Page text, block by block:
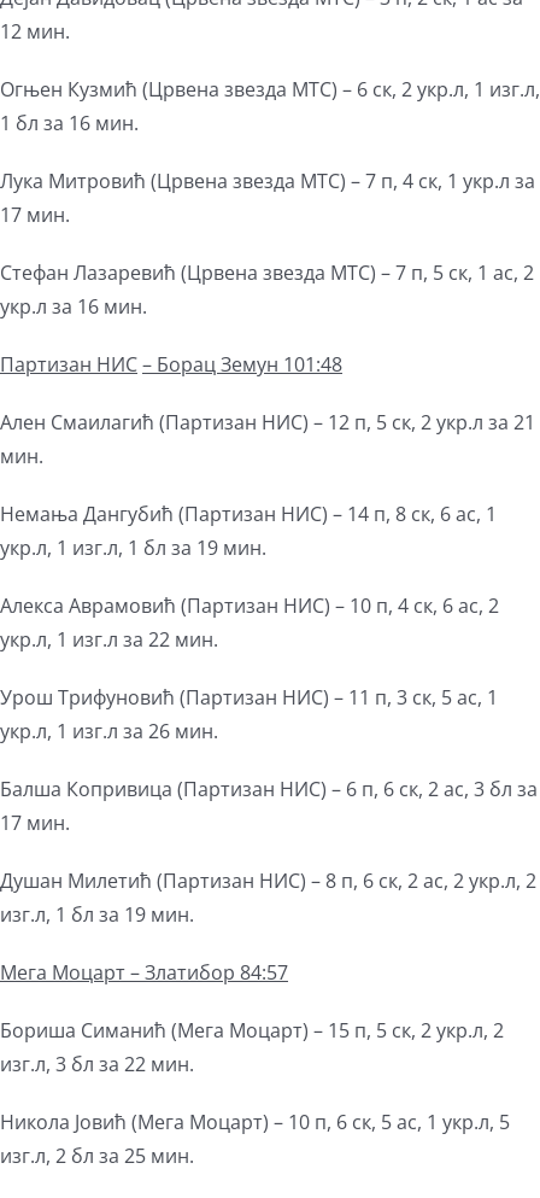
12 мин.
Огњен Кузмић (Црвена звезда МТС) – 6 ск, 2 укр.л, 1 изг.л,
1 бл за 16 мин.
Лука Митровић (Црвена звезда МТС) – 7 п, 4 ск, 1 укр.л за
17 мин.
Стефан Лазаревић (Црвена звезда МТС) – 7 п, 5 ск, 1 ас, 2
укр.л за 16 мин.
Партизан НИС– Борац Земун 101:48
Ален Смаилагић (Партизан НИС) – 12 п, 5 ск, 2 укр.л за 21
мин.
Немања Дангубић (Партизан НИС) – 14 п, 8 ск, 6 ас, 1
укр.л, 1 изг.л, 1 бл за 19 мин.
Алекса Аврамовић (Партизан НИС) – 10 п, 4 ск, 6 ас, 2
укр.л, 1 изг.л за 22 мин.
Урош Трифуновић (Партизан НИС) – 11 п, 3 ск, 5 ас, 1
укр.л, 1 изг.л за 26 мин.
Балша Копривица (Партизан НИС) – 6 п, 6 ск, 2 ас, 3 бл за
17 мин.
Душан Милетић (Партизан НИС) – 8 п, 6 ск, 2 ас, 2 укр.л, 2
изг.л, 1 бл за 19 мин.
Мега Моцарт – Златибор 84:57
Бориша Симанић (Мега Моцарт) – 15 п, 5 ск, 2 укр.л, 2
изг.л, 3 бл за 22 мин.
Никола Јовић (Мега Моцарт) – 10 п, 6 ск, 5 ас, 1 укр.л, 5
изг.л, 2 бл за 25 мин.